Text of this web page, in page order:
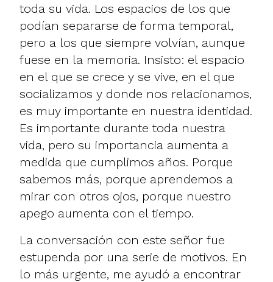
toda su vida. Los espacios de los que
podían separarse de forma temporal,
pero a los que siempre volvían, aunque
fuese en la memoria. Insisto: el espacio
en el que se crece y se vive, en el que
socializamos y donde nos relacionamos,
es muy importante en nuestra identidad.
Es importante durante toda nuestra
vida, pero su importancia aumenta a
medida que cumplimos años. Porque
sabemos más, porque aprendemos a
mirar con otros ojos, porque nuestro
apego aumenta con el tiempo.
La conversación con este señor fue
estupenda por una serie de motivos. En
lo más urgente, me ayudó a encontrar